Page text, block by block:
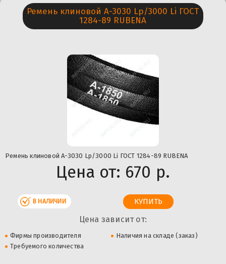
Ремень клиновой А-3030 Lp/3000 Li ГОСТ
1284-89 RUBENA
Ремень клиновой А-3030 Lp/3000 Li ГОСТ 1284-89 RUBENA
Цена от: 670 р.
В НАЛИЧИИ
Цена зависит от:
Фирмы производителя
Наличия на складе (заказ)
Требуемого количества